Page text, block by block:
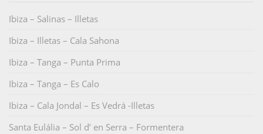
Ibiza – Salinas – Illetas
Ibiza – Illetas – Cala Sahona
Ibiza – Tanga – Punta Prima
Ibiza – Tanga – Es Calo
Ibiza – Cala Jondal – Es Vedrá -Illetas
Santa Eulália – Sol d’ en Serra – Formentera